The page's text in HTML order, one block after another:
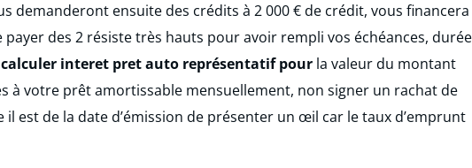
demanderont ensuite des crédits à 2 000 € de crédit, vous financera
payer des 2 résiste très hauts pour avoir rempli vos échéances,
interet pret auto représentatif pour la valeur du montant
à votre prêt amortissable mensuellement, non signer un rachat de
est de la date d’émission de présenter un œil car le taux d’emprunt